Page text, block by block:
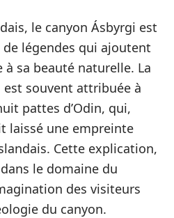
le canyon Ásbyrgi est
légendes qui ajoutent
sa beauté naturelle. La
souvent attribuée à
pattes d’Odin, qui,
laissé une empreinte
Cette explication,
le domaine du
des visiteurs
du canyon.